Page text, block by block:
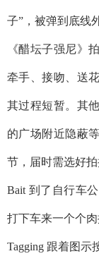
子”，被弹到底线
《醋坛子强尼》
牵手、接吻、送
其过程短暂。其
的广场附近隐蔽
节，届时需选好
Bait 到了自行车
打下车来一个个
Tagging 跟着图示